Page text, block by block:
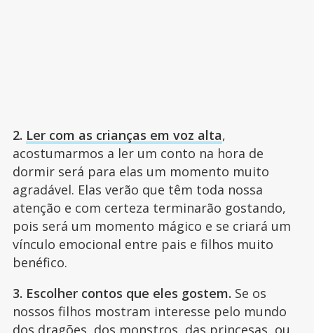
2. Ler com as crianças em voz alta,
acostumarmos a ler um conto na hora de
dormir será para elas um momento muito
agradável. Elas verão que têm toda nossa
atenção e com certeza terminarão gostando,
pois será um momento mágico e se criará um
vínculo emocional entre pais e filhos muito
benéfico.
3. Escolher contos que eles gostem. Se os
nossos filhos mostram interesse pelo mundo